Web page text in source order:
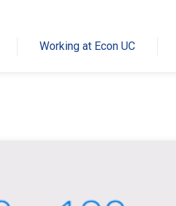
Working at Econ UC